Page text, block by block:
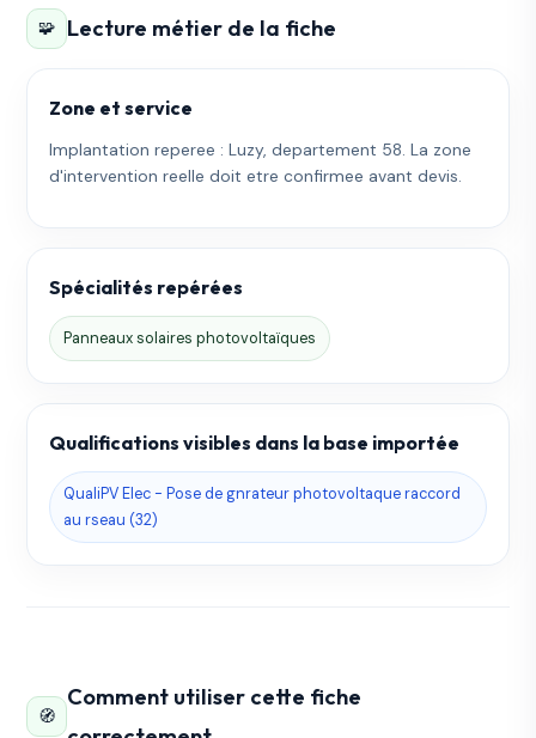
🧩 Lecture métier de la fiche
Zone et service
Implantation reperee : Luzy, departement 58. La zone
d'intervention reelle doit etre confirmee avant devis.
Spécialités repérées
Panneaux solaires photovoltaïques
Qualifications visibles dans la base importée
QualiPV Elec - Pose de gnrateur photovoltaque raccord
au rseau (32)
🧭
Comment utiliser cette fiche